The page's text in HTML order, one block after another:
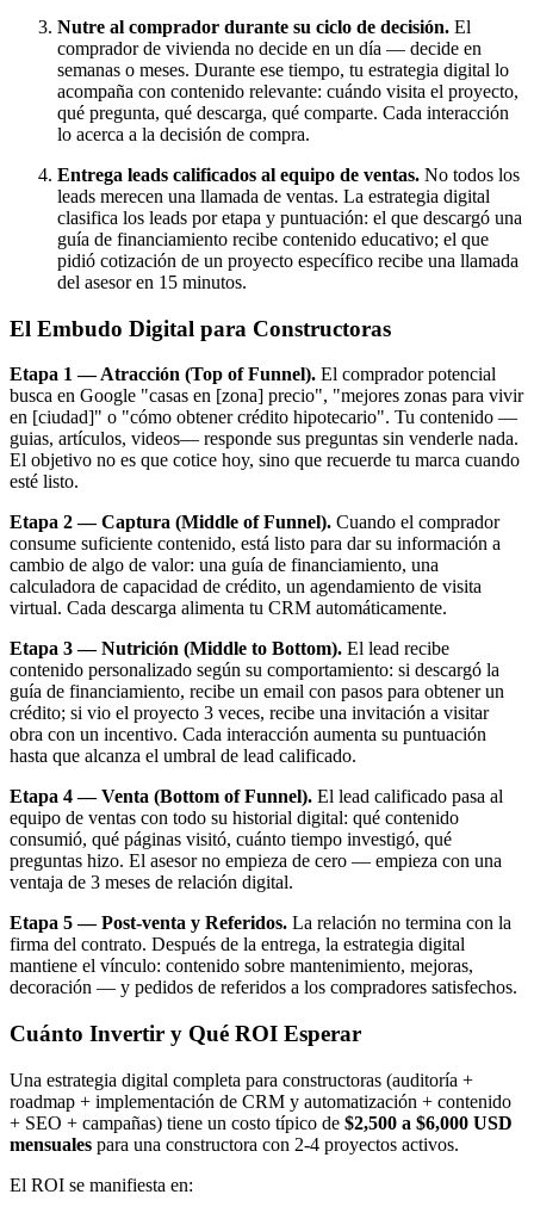
Nutre al comprador durante su ciclo de decisión. El
comprador de vivienda no decide en un día — decide en
semanas o meses. Durante ese tiempo, tu estrategia digital lo
acompaña con contenido relevante: cuándo visita el proyecto,
qué pregunta, qué descarga, qué comparte. Cada interacción
lo acerca a la decisión de compra.
Entrega leads calificados al equipo de ventas. No todos los
leads merecen una llamada de ventas. La estrategia digital
clasifica los leads por etapa y puntuación: el que descargó una
guía de financiamiento recibe contenido educativo; el que
pidió cotización de un proyecto específico recibe una llamada
del asesor en 15 minutos.
El Embudo Digital para Constructoras
Etapa 1 — Atracción (Top of Funnel). El comprador potencial
busca en Google "casas en [zona] precio", "mejores zonas para vivir
en [ciudad]" o "cómo obtener crédito hipotecario". Tu contenido —
guias, artículos, videos— responde sus preguntas sin venderle nada.
El objetivo no es que cotice hoy, sino que recuerde tu marca cuando
esté listo.
Etapa 2 — Captura (Middle of Funnel). Cuando el comprador
consume suficiente contenido, está listo para dar su información a
cambio de algo de valor: una guía de financiamiento, una
calculadora de capacidad de crédito, un agendamiento de visita
virtual. Cada descarga alimenta tu CRM automáticamente.
Etapa 3 — Nutrición (Middle to Bottom). El lead recibe
contenido personalizado según su comportamiento: si descargó la
guía de financiamiento, recibe un email con pasos para obtener un
crédito; si vio el proyecto 3 veces, recibe una invitación a visitar
obra con un incentivo. Cada interacción aumenta su puntuación
hasta que alcanza el umbral de lead calificado.
Etapa 4 — Venta (Bottom of Funnel). El lead calificado pasa al
equipo de ventas con todo su historial digital: qué contenido
consumió, qué páginas visitó, cuánto tiempo investigó, qué
preguntas hizo. El asesor no empieza de cero — empieza con una
ventaja de 3 meses de relación digital.
Etapa 5 — Post-venta y Referidos. La relación no termina con la
firma del contrato. Después de la entrega, la estrategia digital
mantiene el vínculo: contenido sobre mantenimiento, mejoras,
decoración — y pedidos de referidos a los compradores satisfechos.
Cuánto Invertir y Qué ROI Esperar
Una estrategia digital completa para constructoras (auditoría +
roadmap + implementación de CRM y automatización + contenido
+ SEO + campañas) tiene un costo típico de $2,500 a $6,000 USD
mensuales para una constructora con 2-4 proyectos activos.
El ROI se manifiesta en: